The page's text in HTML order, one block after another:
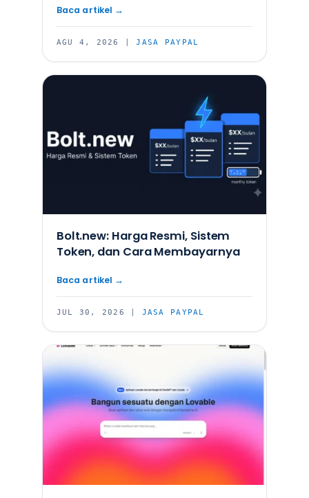
AGU 4, 2026 |JASA PAYPAL
Bolt.new: Harga Resmi, Sistem
Token, dan Cara Membayarnya
JUL 30, 2026 JASA PAYPAL